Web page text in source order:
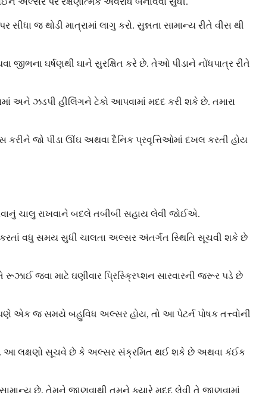
જ થોડી માત્રામાં લાગુ કરો. સુન્નતા સામાન્ય રીતે વીસ થી
ઘર્ષણથી ઘાને સુરક્ષિત કરે છે. તેઓ પીડાને નોંધપાત્ર રીતે
અને ઝડપી હીલિંગને ટેકો આપવામાં મદદ કરી શકે છે. તમારા
જો પીડા ઊંઘ અથવા દૈનિક પ્રવૃત્તિઓમાં દખલ કરતી હોય
ચાલુ રાખવાને બદલે તબીબી સહાય લેવી જોઈએ.
વધુ સમય સુધી ચાલતા અલ્સર અંતર્ગત સ્થિતિ સૂચવી શકે છે
જવા માટે ઘણીવાર પ્રિસ્ક્રિપ્શન સારવારની જરૂર પડે છે
એક જ સમયે બહુવિધ અલ્સર હોય, તો આ પેટર્ન પોષક તત્ત્વોની
છે. આ લક્ષણો સૂચવે છે કે અલ્સર સંક્રમિત થઈ શકે છે અથવા કંઈક
છે, તેમને જાણવાથી તમને ક્યારે મદદ લેવી તે જાણવામાં